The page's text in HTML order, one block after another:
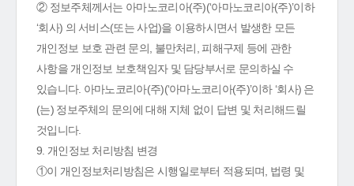
② 정보주체께서는 아마노코리아(주)(‘아마노코리아(주)’이하
‘회사) 의 서비스(또는 사업)을 이용하시면서 발생한 모든
개인정보 보호 관련 문의, 불만처리, 피해구제 등에 관한
사항을 개인정보 보호책임자 및 담당부서로 문의하실 수
있습니다. 아마노코리아(주)(‘아마노코리아(주)’이하 ‘회사) 은
(는) 정보주체의 문의에 대해 지체 없이 답변 및 처리해드릴
것입니다.
9. 개인정보 처리방침 변경
①이 개인정보처리방침은 시행일로부터 적용되며, 법령 및